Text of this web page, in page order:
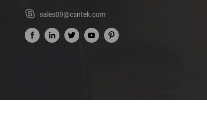
sales09@csntek.com